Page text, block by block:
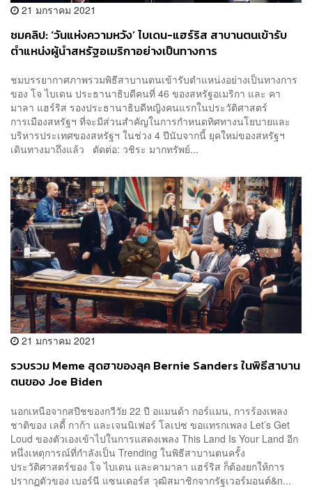
21 มกราคม 2021
ชมคลิป: ‘วันแห่งความหวัง’ ไบเดน-แฮร์ริส สาบานตนเข้ารับ
ตำแหน่งผู้นำสหรัฐอเมริกาอย่างเป็นทางการ
ชมบรรยากาศภาพรวมพิธีสาบานตนเข้ารับตำแหน่งอย่างเป็นทางการ
ของ โจ ไบเดน ประธานาธิบดีคนที่ 46 ของสหรัฐอเมริกา และ คา
มาลา แฮร์ริส รองประธานาธิบดีหญิงคนแรกในประวัติศาสตร์
การเมืองสหรัฐฯ ที่จะมีส่วนสำคัญในการกำหนดทิศทางนโยบายและ
บริหารประเทศของสหรัฐฯ ในช่วง 4 ปีนับจากนี้ ยุคใหม่ของสหรัฐฯ
เดินทางมาถึงแล้ว ตัดต่อ: วชิระ มากทรัพย์...
21 มกราคม 2021
รวบรวม Meme สุดฮาของลุค Bernie Sanders ในพิธีสาบาน
ตนของ Joe Biden
นอกเหนือจากสปีชของกวีวัย 22 ปี อแมนด้า กอร์แมน, การร้องเพลง
ชาติของ เลดี้ กาก้า และเจนนิเฟอร์ โลเปซ ขอแทรกเพลง Let’s Get
Loud ของตัวเองเข้าไปในการแสดงเพลง This Land Is Your Land อีก
หนึ่งเหตุการณ์ที่กำลังเป็น Trending ในพิธีสาบานตนครั้ง
ประวัติศาสตร์ของ โจ ไบเดน และคามาลา แฮร์ริส ก็ต้องยกให้การ
ปรากฏตัวของ เบอร์นี แซนเดอร์ส วุฒิสมาชิกจากรัฐเวอร์มอนต์&n...